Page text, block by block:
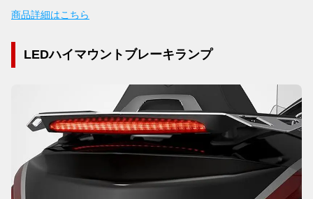
商品詳細はこちら
LEDハイマウントブレーキランプ